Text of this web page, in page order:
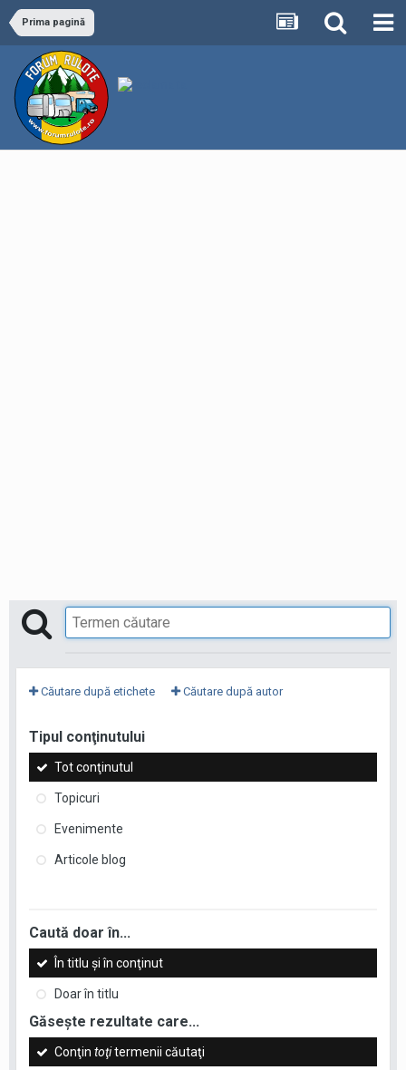
Prima pagină
Căutare după etichete Căutare după autor
Tipul conţinutului
Tot conţinutul
Topicuri
Evenimente
Articole blog
Caută doar în...
În titlu şi în conţinut
Doar în titlu
Găseşte rezultate care...
Conţin toţitermenii căutaţi